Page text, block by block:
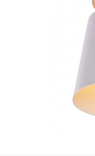
НАСТОЛЬНЫЕ
СВЕТИЛЬНИКИ
ТРЕКОВЫЕ